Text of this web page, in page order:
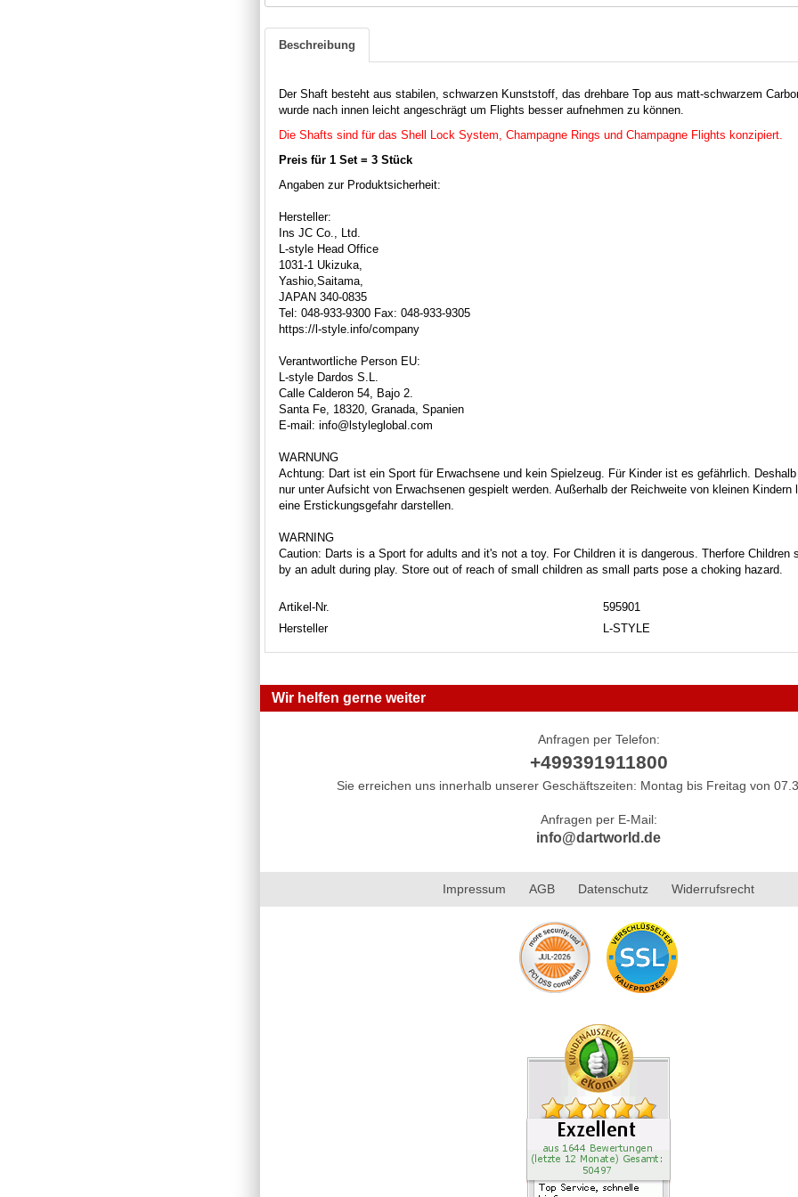
Beschreibung
Der Shaft besteht aus stabilen, schwarzen Kunststoff, das drehbare Top aus matt-schwarzem
wurde nach innen leicht angeschrägt um Flights besser aufnehmen zu können.
Die Shafts sind für das Shell Lock System, Champagne Rings und Champagne Flights konzipiert.
Preis für 1 Set = 3 Stück
Angaben zur Produktsicherheit:
Hersteller:
Ins JC Co., Ltd.
L-style Head Office
1031-1 Ukizuka,
Yashio,Saitama,
JAPAN 340-0835
Tel: 048-933-9300 Fax: 048-933-9305
https://l-style.info/company
Verantwortliche Person EU:
L-style Dardos S.L.
Calle Calderon 54, Bajo 2.
Santa Fe, 18320, Granada, Spanien
E-mail: info@lstyleglobal.com
WARNUNG
Achtung: Dart ist ein Sport für Erwachsene und kein Spielzeug. Für Kinder ist es gefährlich.
nur unter Aufsicht von Erwachsenen gespielt werden. Außerhalb der Reichweite von kleinen Kindern
eine Erstickungsgefahr darstellen.
WARNING
Caution: Darts is a Sport for adults and it's not a toy. For Children it is dangerous. Therfore Children
by an adult during play. Store out of reach of small children as small parts pose a choking hazard.
Artikel-Nr.
595901
Hersteller
L-STYLE
Wir helfen gerne weiter
Anfragen per Telefon:
+499391911800
Sie erreichen uns innerhalb unserer Geschäftszeiten: Montag bis Freitag von
Anfragen per E-Mail:
info@dartworld.de
Impressum AGB Datenschutz Widerrufsrecht